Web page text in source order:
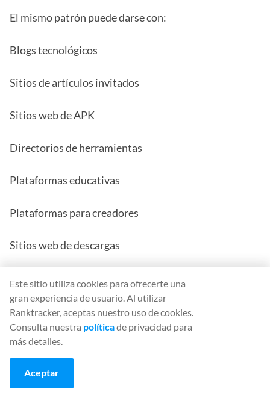
El mismo patrón puede darse con:
Blogs tecnológicos
Sitios de artículos invitados
Sitios web de APK
Directorios de herramientas
Plataformas educativas
Plataformas para creadores
Sitios web de descargas
Herramientas de IA
Centros de contenido viral
Cuando estos sitios web se dan a conocer en un
mercado específico, los usuarios comienzan a buscar
el dominio, variaciones ortográficas, reseñas y
Este sitio utiliza cookies para ofrecerte una
gran experiencia de usuario. Al utilizar
Ranktracker, aceptas nuestro uso de cookies.
Consulta nuestra políticade privacidad para
más detalles.
Aceptar